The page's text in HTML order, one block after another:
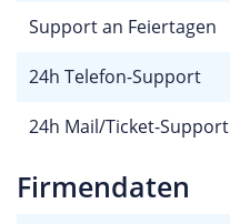
Support an Feiertagen
24h Telefon-Support
24h Mail/Ticket-Support
Firmendaten